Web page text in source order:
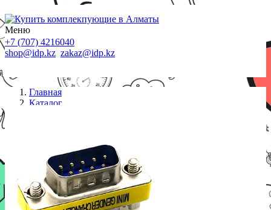
Меню
+7 (707) 4216040
shop@idp.kz zakaz@idp.kz
Главная
Каталог